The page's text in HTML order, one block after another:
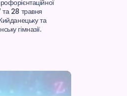
28 травня
та
гімназії.